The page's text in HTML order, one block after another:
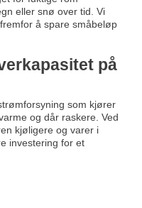
eller snø over tid. Vi
å spare småbeløp
på
som kjører
og dår raskere. Ved
kjøligere og varer i
investering for et